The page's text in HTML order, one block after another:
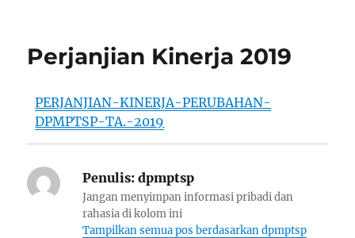
Perjanjian Kinerja 2019
PERJANJIAN-KINERJA-PERUBAHAN-
DPMPTSP-TA.-2019
Penulis: dpmptsp
Jangan menyimpan informasi pribadi dan
rahasia di kolom ini
Tampilkan semua pos berdasarkan dpmptsp